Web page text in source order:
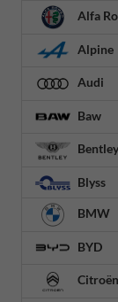
Alfa
Alpine
Audi
Baw
Bentley
Blyss
BMW
BYD
Citroën